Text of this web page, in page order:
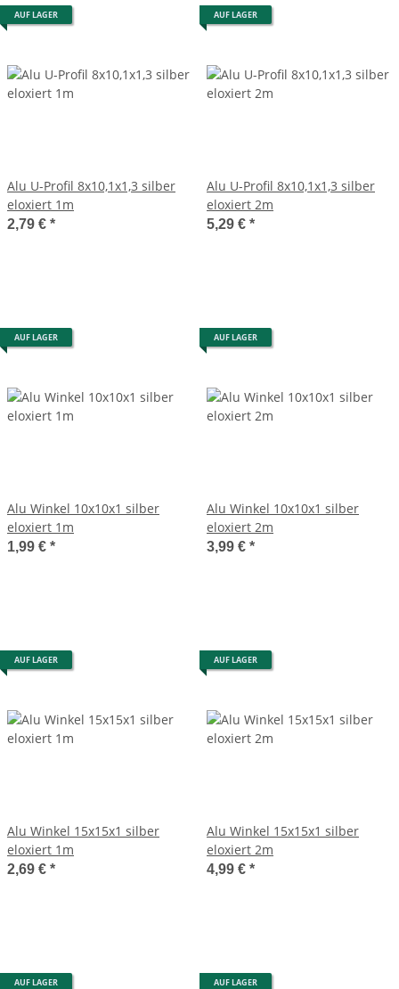
AUF LAGER
Alu U-Profil 8x10,1x1,3 silber
eloxiert 1m
2,79 € *
AUF LAGER
Alu U-Profil 8x10,1x1,3 silber
eloxiert 2m
5,29 € *
AUF LAGER
Alu Winkel 10x10x1 silber
eloxiert 1m
1,99 € *
AUF LAGER
Alu Winkel 10x10x1 silber
eloxiert 2m
3,99 € *
AUF LAGER
Alu Winkel 15x15x1 silber
eloxiert 1m
2,69 € *
AUF LAGER
Alu Winkel 15x15x1 silber
eloxiert 2m
4,99 € *
AUF LAGER AUF LAGER